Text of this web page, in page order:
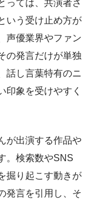
っては、共演者さ
いう受け止め方が
声優業界やファン
の発言だけが単独
話し言葉特有のニ
印象を受けやすく
が出演する作品や
。検索数やSNS
掘り起こす動きが
発言を引用し、そ